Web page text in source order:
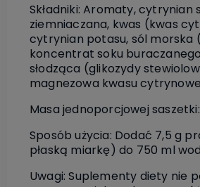
Składniki: Aromaty, cytrynian
ziemniaczana, kwas (kwas
cytrynian potasu, sól morska
koncentrat soku
słodząca (glikozydy
magnezowa kwasu
Masa jednoporcjowej
Sposób użycia: Dodać 7,5 g
płaską miarkę) do 750 ml
Uwagi: Suplementy diety nie